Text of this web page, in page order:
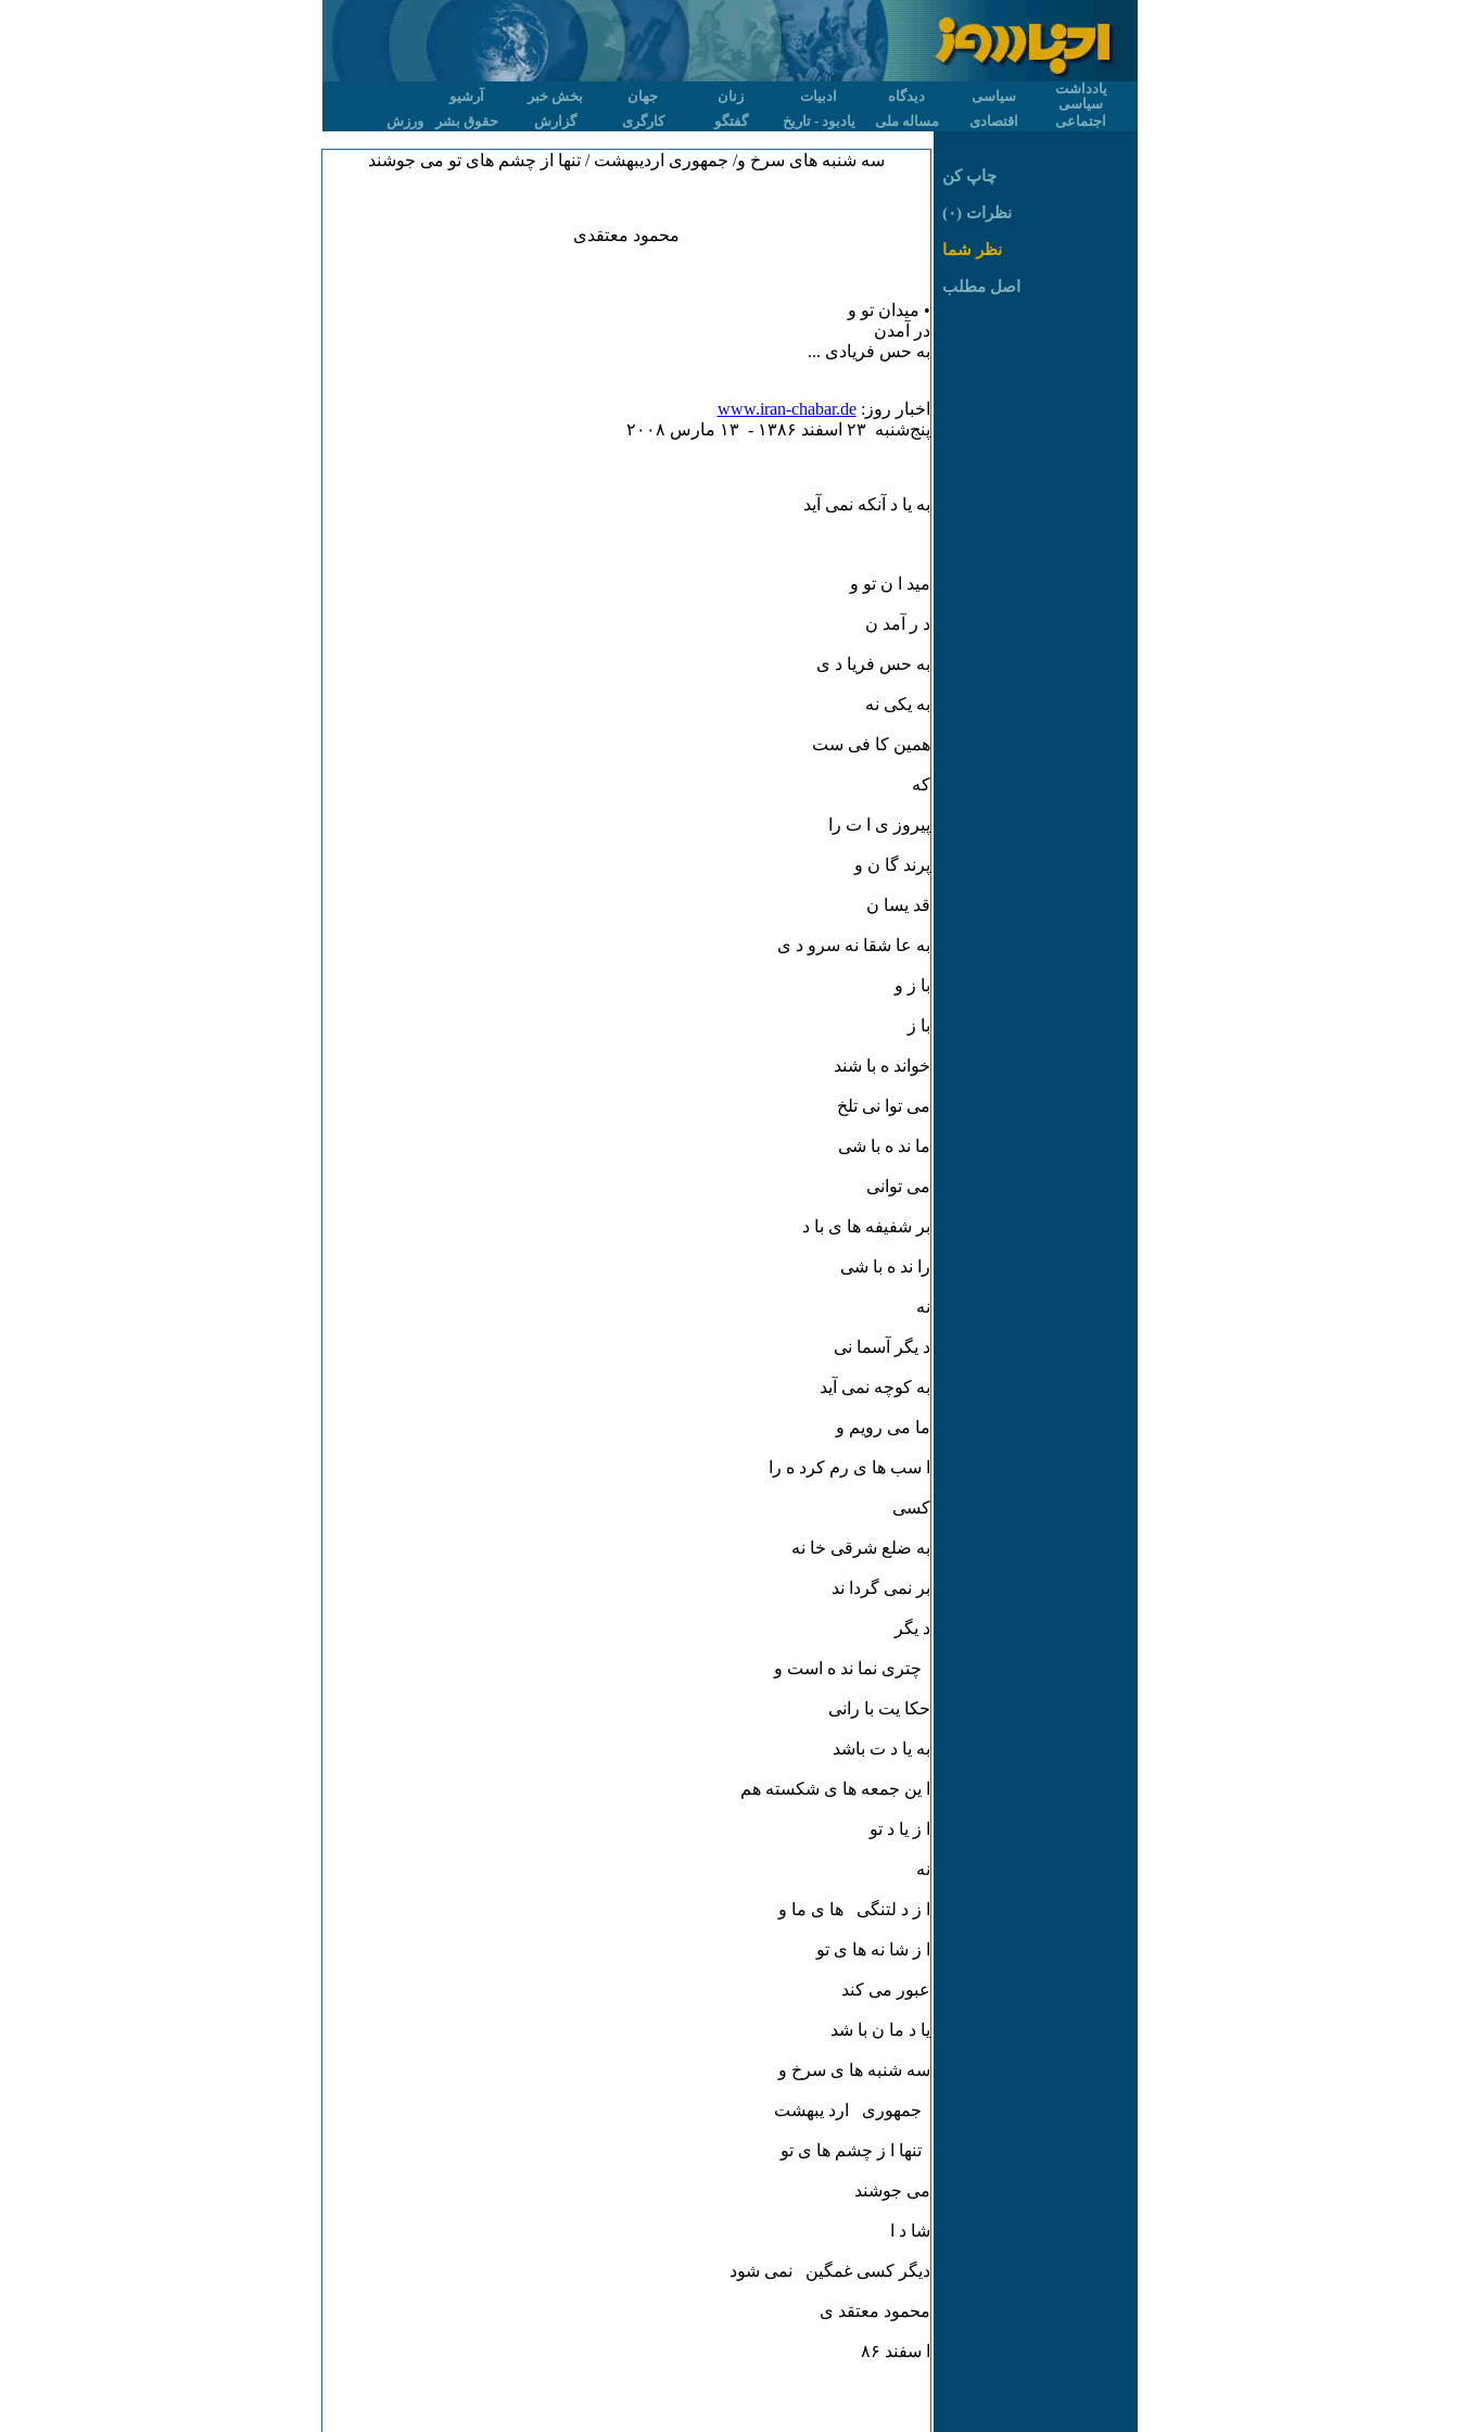
یادداشت
سیاسی
سیاسی دیدگاه ادبیات زنان جهان بخش خبر
آرشیو
اجتماعی
اقتصادی مساله ملی یادبود - تاریخ گفتگو کارگری گزارش حقوق بشر ورزش
سه شنبه های سرخ و/ جمهوری اردیبهشت / تنها از چشم های تو می جوشند
محمود معتقدی
• میدان تو و
در آمدن
به حس فریادی ...
اخبار روز:www.iran-chabar.de
پنج‌شنبه ۲٣ اسفند ۱٣٨۶ - ۱٣ مارس ۲۰۰٨
به یا د آنکه نمی آید
مید ا ن تو و
د ر آمد ن
به حس فریا د ی
به یکی نه
همین کا فی ست
که
پیروز ی ا ت را
پرند گا ن و
قد یسا ن
به عا شقا نه سرو د ی
با ز و
با ز
خواند ه با شند
می توا نی تلخ
ما ند ه با شی
می توانی
بر شفیفه ها ی با د
را ند ه با شی
نه
د یگر آسما نی
به کوچه نمی آید
ما می رویم و
ا سب ها ی رم کرد ه را
کسی
به ضلع شرقی خا نه
بر نمی گردا ند
د یگر
چتری نما ند ه است و
حکا یت با رانی
به یا د ت باشد
ا ین جمعه ها ی شکسته هم
ا ز یا د تو
نه
ا ز د لتنگی ها ی ما و
ا ز شا نه ها ی تو
عبور می کند
یا د ما ن با شد
سه شنبه ها ی سرخ و
جمهوری ارد یبهشت
تنها ا ز چشم ها ی تو
می جوشند
شا د ا
دیگر کسی غمگین نمی شود
محمود معتقد ی
ا سفند ٨۶
چاپ کن
نظرات (۰)
نظر شما
اصل مطلب